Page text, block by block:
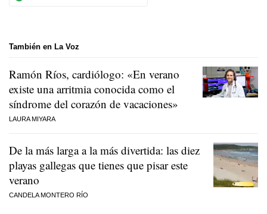
También en La Voz
Ramón Ríos, cardiólogo: «En verano
existe una arritmia conocida como el
síndrome del corazón de vacaciones»
LAURA MIYARA
De la más larga a la más divertida: las diez
playas gallegas que tienes que pisar este
verano
CANDELA MONTERO RÍO